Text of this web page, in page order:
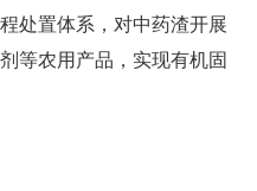
处置体系，对中药渣开展
等农用产品，实现有机固